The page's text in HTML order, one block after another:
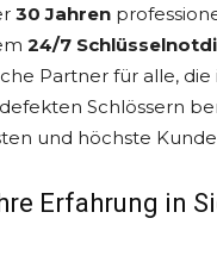
30 Jahren
24/7
Partner für alle,
Schlössern
und höchste
Erfahrung in